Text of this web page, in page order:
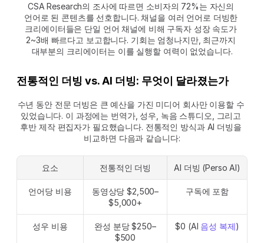
CSA Research의 조사에 따르면 소비자의 72%는 자신의
언어로 된 콘텐츠를 선호합니다. 채널을 여러 언어로 더빙한
크리에이터들은 단일 언어 채널에 비해 구독자 성장 속도가
2~3배 빠르다고 보고합니다. 기회는 엄청나지만, 최근까지
대부분의 크리에이터는 이를 실행할 여력이 없었습니다.
전통적인 더빙 vs. AI 더빙: 무엇이 달라졌는가
수년 동안 전문 더빙은 큰 예산을 가진 미디어 회사만 이용할 수
있었습니다. 이 과정에는 번역가, 성우, 녹음 스튜디오, 그리고
후반 제작 편집자가 필요했습니다. 전통적인 방식과 AI 더빙을
비교하면 다음과 같습니다:
요소 전통적인 더빙 AI 더빙 (Perso AI)
언어당 비용
동영상당 $2,500–
$5,000+
구독에 포함
성우 비용
완성 분당 $250–
$500
$0 (AI 음성 복제)